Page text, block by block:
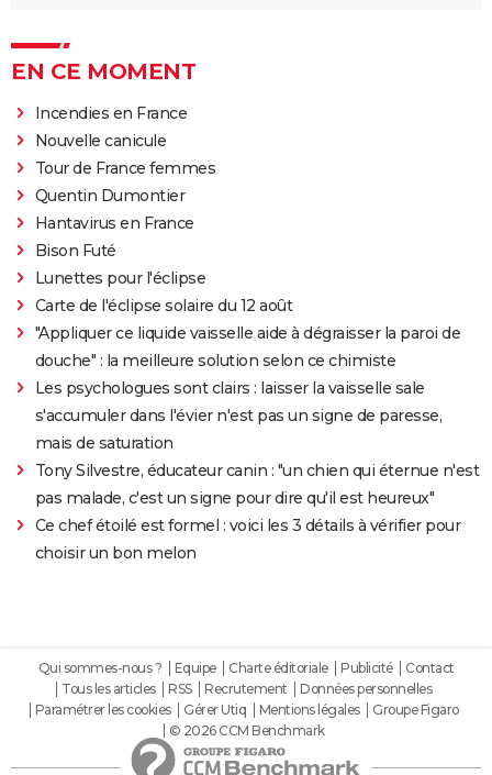
EN CE MOMENT
Incendies en France
Nouvelle canicule
Tour de France femmes
Quentin Dumontier
Hantavirus en France
Bison Futé
Lunettes pour l'éclipse
Carte de l'éclipse solaire du 12 août
"Appliquer ce liquide vaisselle aide à dégraisser la paroi de
douche" : la meilleure solution selon ce chimiste
Les psychologues sont clairs : laisser la vaisselle sale
s'accumuler dans l'évier n'est pas un signe de paresse,
mais de saturation
Tony Silvestre, éducateur canin : "un chien qui éternue n'est
pas malade, c'est un signe pour dire qu'il est heureux"
Ce chef étoilé est formel : voici les 3 détails à vérifier pour
choisir un bon melon
Qui sommes-nous ? Equipe Charte éditoriale Publicité
Contact
Tous les articles
RSS Recrutement
Données personnelles
Paramétrer les cookies
Gérer Utiq Mentions légales
Groupe Figaro
© 2026 CCM Benchmark